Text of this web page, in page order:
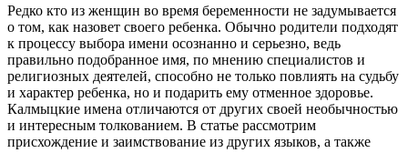
Редко кто из женщин во время беременности не задумывается
о том, как назовет своего ребенка. Обычно родители подходят
к процессу выбора имени осознанно и серьезно, ведь
правильно подобранное имя, по мнению специалистов и
религиозных деятелей, способно не только повлиять на судьбу
и характер ребенка, но и подарить ему отменное здоровье.
Калмыцкие имена отличаются от других своей необычностью
и интересным толкованием. В статье рассмотрим
присхождение и заимствование из других языков, а также